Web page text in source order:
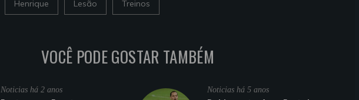
Henrique Lesão Treinos
VOCÊ PODE GOSTAR TAMBÉM
Noticias há 2 anos Noticias há 5 anos